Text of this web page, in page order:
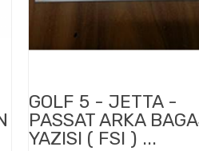
GOLF 5 - JETTA -
PASSAT ARKA
YAZISI ( FSI ) ...